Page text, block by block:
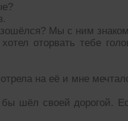
Мы с ним
оторвать тебе
на её и мне
шёл своей дорогой.